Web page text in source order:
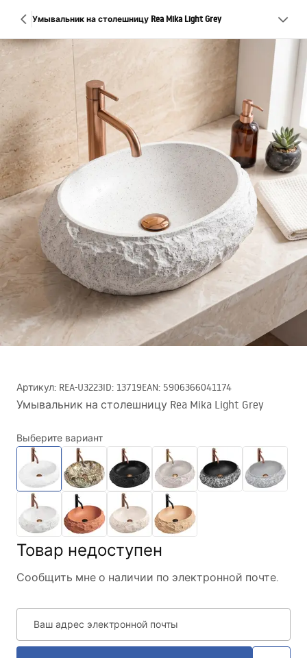
Умывальник на столешницу Rea Mika Light Grey
Артикул: REA-U3223ID: 13719EAN: 5906366041174
Умывальник на столешницу Rea Mika Light Grey
Выберите вариант
Товар недоступен
Сообщить мне о наличии по электронной почте.
Ваш адрес электронной почты